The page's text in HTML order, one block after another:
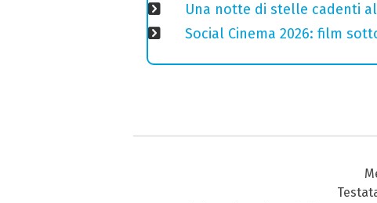
Una notte di stelle cadenti
Social Cinema 2026: film